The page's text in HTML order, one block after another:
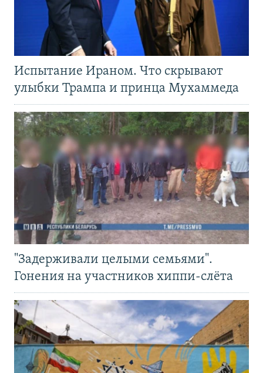
Испытание Ираном. Что скрывают
улыбки Трампа и принца Мухаммеда
"Задерживали целыми семьями".
Гонения на участников хиппи-слёта